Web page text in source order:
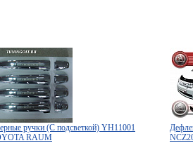
ручки (С подсветкой) YH11001
RAUM